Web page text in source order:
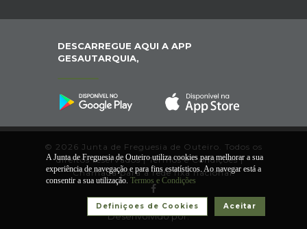
DESCARREGUE AQUI A APP
GESAUTARQUIA,
© 2026 Junta de Freguesia de Outeiro. Todos os
direitos reservados |Termos e Condições| *
Chamada para a rede fixa nacional.
Desenvolvido por:
A Junta de Freguesia de Outeiro utiliza cookies para melhorar a sua
experiência de navegação e para fins estatísticos. Ao navegar está a
consentir a sua utilização. Termos e Condições
Aceitar
Definiçoes de Cookies